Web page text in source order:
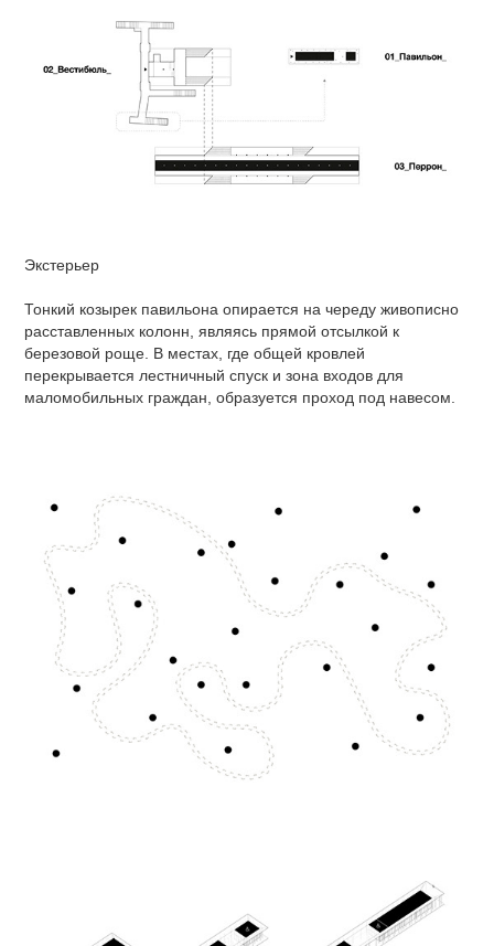
Экстерьер
Тонкий козырек павильона опирается на череду живописно
расставленных колонн, являясь прямой отсылкой к
березовой роще. В местах, где общей кровлей
перекрывается лестничный спуск и зона входов для
маломобильных граждан, образуется проход под навесом.